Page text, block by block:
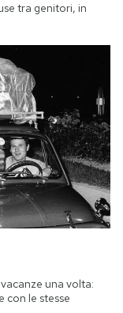
tra genitori, in
una volta:
con le stesse